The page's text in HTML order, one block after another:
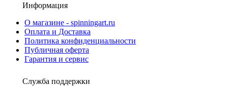
Информация
О магазине - spinningart.ru
Оплата и Доставка
Политика конфиденциальности
Публичная оферта
Гарантия и сервис
Служба поддержки